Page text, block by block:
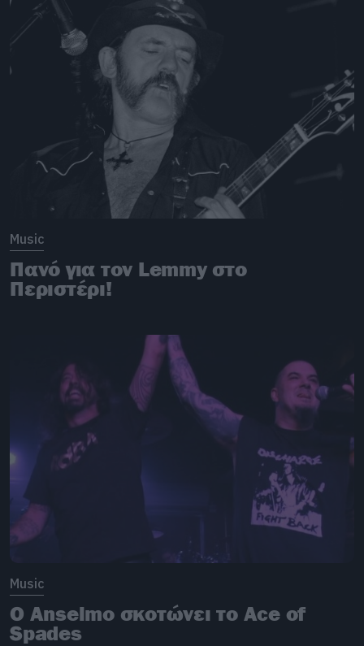
Music
Πανό για τον Lemmy στο
Περιστέρι!
Music
Ο Anselmo σκοτώνει το Ace of
Spades